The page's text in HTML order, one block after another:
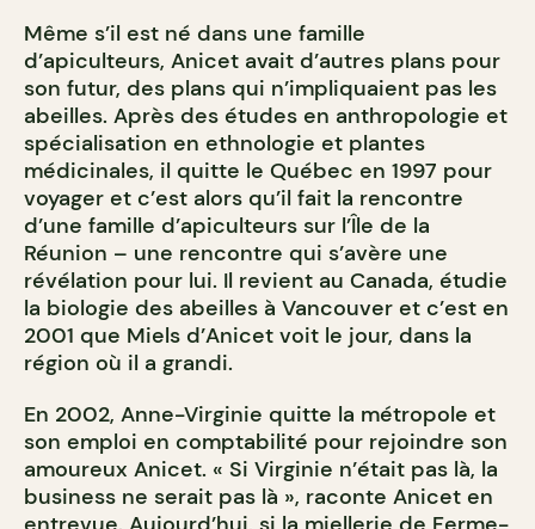
Même s’il est né dans une famille
d’apiculteurs, Anicet avait d’autres plans pour
son futur, des plans qui n’impliquaient pas les
abeilles. Après des études en anthropologie et
spécialisation en ethnologie et plantes
médicinales, il quitte le Québec en 1997 pour
voyager et c’est alors qu’il fait la rencontre
d’une famille d’apiculteurs sur l’Île de la
Réunion – une rencontre qui s’avère une
révélation pour lui. Il revient au Canada, étudie
la biologie des abeilles à Vancouver et c’est en
2001 que Miels d’Anicet voit le jour, dans la
région où il a grandi.
En 2002, Anne-Virginie quitte la métropole et
son emploi en comptabilité pour rejoindre son
amoureux Anicet. « Si Virginie n’était pas là, la
business ne serait pas là », raconte Anicet en